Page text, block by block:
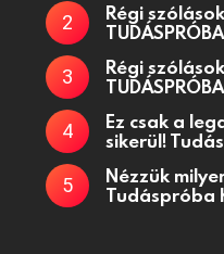
Régi
Régi
Ez csak a
sikerül!
Nézzük
Tudáspróba